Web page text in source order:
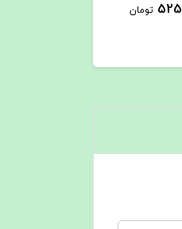
885,000 تومان